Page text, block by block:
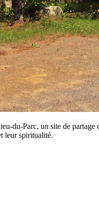
du-Parc, un site de partage
leur spiritualité.